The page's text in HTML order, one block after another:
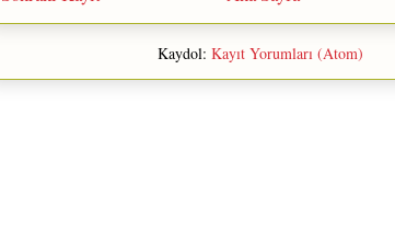
Kaydol: Kayıt Yorumları (Atom)